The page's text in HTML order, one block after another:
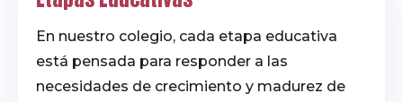
En nuestro colegio, cada etapa educativa
está pensada para responder a las
necesidades de crecimiento y madurez de